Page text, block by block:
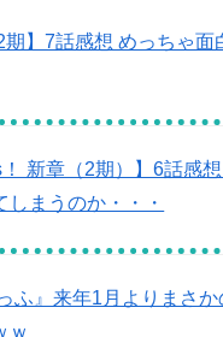
期】7話感想 めっちゃ面
！ 新章（2期）】6話感
まうのか・・・
ふ』来年1月よりまさか
ｗ